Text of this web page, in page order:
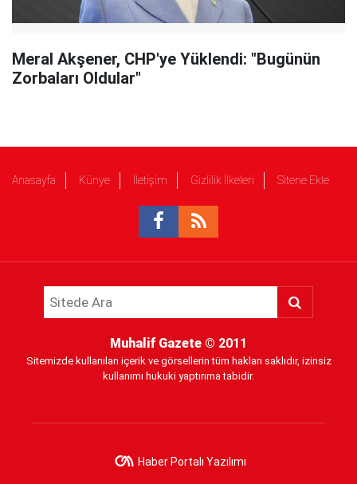
Meral Akşener, CHP'ye Yüklendi: "Bugünün
Zorbaları Oldular"
Anasayfa Künye İletişim Gizlilik İlkeleri Sitene Ekle
Muhalif Gazete © 2011
Sitemizde kullanılan içerik ve görsellerin tüm hakları saklıdır, izinsiz
kullanımı hukuki yaptırıma tabidir.
Haber Portalı Yazılımı